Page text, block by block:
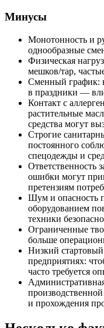
Минусы
Монотонность и
однообразные
Физическая
мешков/тар,
Сменный график:
в праздники —
Контакт с
растительные
средства могут
Строгие
постоянного
спецодежды и
Ответственность
ошибки могут
претензиям
Шум и опасность
оборудованием
техники
Ограниченные
больше
Низкий
предприятиях:
часто требуется
и прохождения